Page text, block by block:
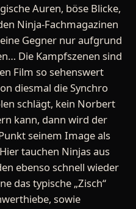
Auren, böse Blicke,
Ninja-Fachmagazinen
Gegner nur aufgrund
Die Kampfszenen sind
Film so sehenswert
diesmal die Synchro
schlägt, kein Norbert
kann, dann wird der
seinem Image als
tauchen Ninjas aus
ebenso schnell wieder
das typische „Zisch“
sowie